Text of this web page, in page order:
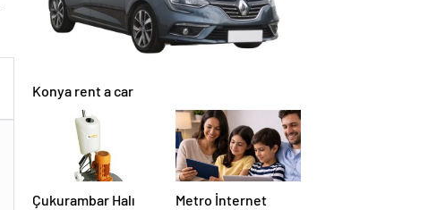
Konya rent a car
Çukurambar Halı
Metro İnternet